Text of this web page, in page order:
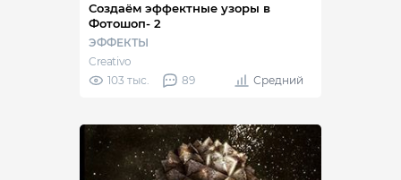
Создаём эффектные узоры в
Фотошоп- 2
ЭФФЕКТЫ
Creativo
103 тыс.
89 Средний